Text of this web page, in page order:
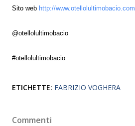
Sito web http://www.otellolultimobacio.com
@otellolultimobacio
#otellolultimobacio
ETICHETTE: FABRIZIO VOGHERA
Commenti